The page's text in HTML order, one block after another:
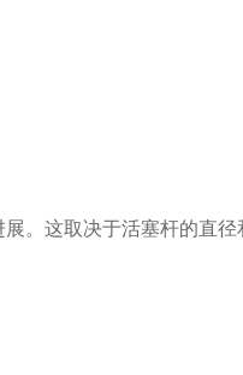
。这取决于活塞杆的直径